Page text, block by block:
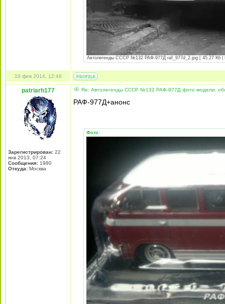
Автолегенды СССР №132 РАФ-977Д raf_977d_2.jpg [ 45.27 Кб |
19 фев 2014, 12:46
patriarh177
Зарегистрирован: 22
янв 2013, 07:24
Сообщения: 1980
Откуда: Москва
Re: Автолегенды СССР №132 РАФ-977Д фото модели,
РАФ-977Д+анонс
Фото: